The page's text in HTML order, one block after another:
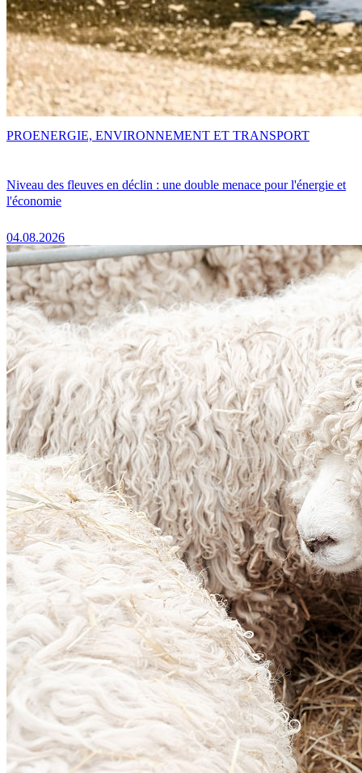
Niveau des fleuves en déclin : une double menace pour l'énergie et
l'économie
04.08.2026
PROENERGIE, ENVIRONNEMENT ET TRANSPORT